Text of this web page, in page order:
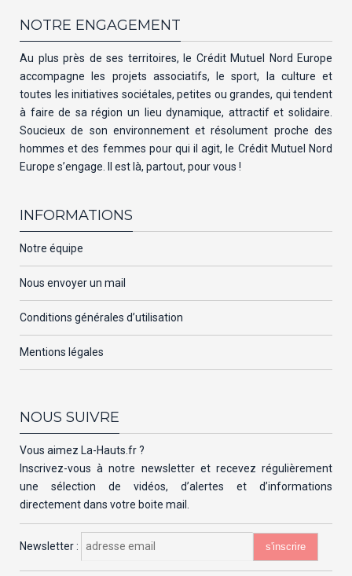
NOTRE ENGAGEMENT
Au plus près de ses territoires, le Crédit Mutuel Nord Europe
accompagne les projets associatifs, le sport, la culture et
toutes les initiatives sociétales, petites ou grandes, qui tendent
à faire de sa région un lieu dynamique, attractif et solidaire.
Soucieux de son environnement et résolument proche des
hommes et des femmes pour qui il agit, le Crédit Mutuel Nord
Europe s’engage. Il est là, partout, pour vous !
INFORMATIONS
Notre équipe
Nous envoyer un mail
Conditions générales d’utilisation
Mentions légales
NOUS SUIVRE
Vous aimez La-Hauts.fr ?
Inscrivez-vous à notre newsletter et recevez régulièrement
une sélection de vidéos, d’alertes et d’informations
directement dans votre boite mail.
Newsletter :